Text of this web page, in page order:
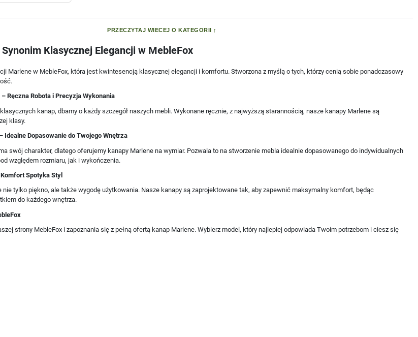
PRZECZYTAJ WIECEJ O KATEGORII
Klasycznej Elegancji w MebleFox
Marlene w MebleFox, która jest kwintesencją klasycznej elegancji i komfortu. Stworzona z myślą o tych, którzy cenią sobie ponadczasowy
Ręczna Robota i Precyzja Wykonania
kanap, dbamy o każdy szczegół naszych mebli. Wykonane ręcznie, z najwyższą starannością, nasze kanapy Marlene są
klasy.
Idealne Dopasowanie do Twojego Wnętrza
swój charakter, dlatego oferujemy kanapy Marlene na wymiar. Pozwala to na stworzenie mebla idealnie dopasowanego do indywidualnych
względem rozmiaru, jak i wykończenia.
Spotyka Styl
nie tylko piękno, ale także wygodę użytkowania. Nasze kanapy są zaprojektowane tak, aby zapewnić maksymalny komfort, będąc
do każdego wnętrza.
strony MebleFox i zapoznania się z pełną ofertą kanap Marlene. Wybierz model, który najlepiej odpowiada Twoim potrzebom i ciesz się